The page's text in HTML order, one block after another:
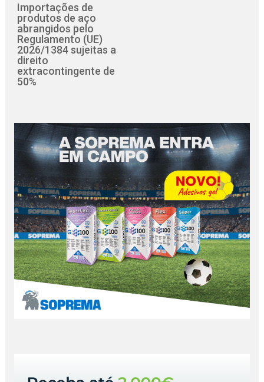
Importações de
produtos de aço
abrangidos pelo
Regulamento (UE)
2026/1384 sujeitas a
direito
extracontingente de
50%